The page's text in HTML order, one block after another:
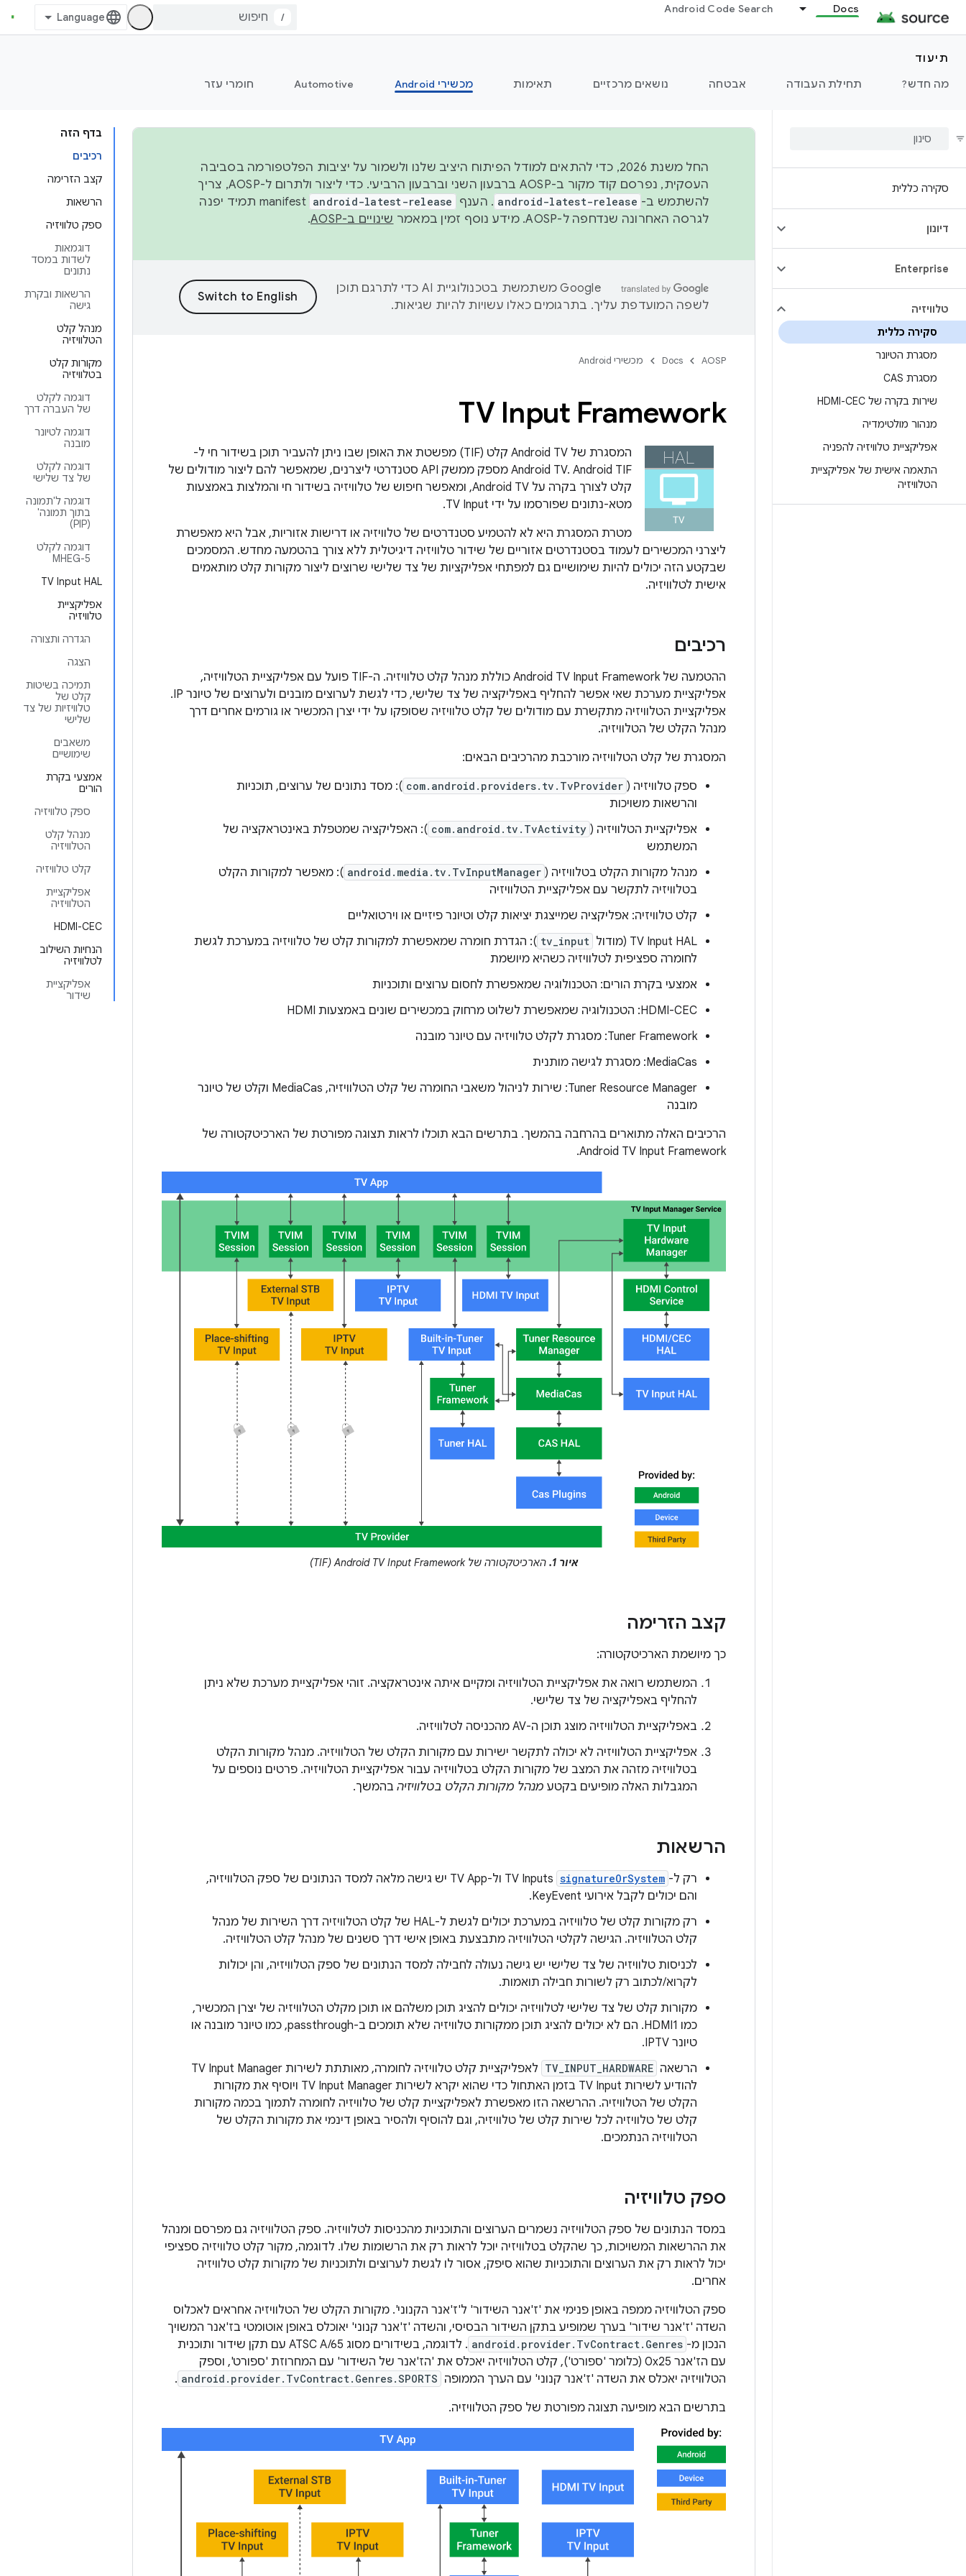
Docs
Android Code Search
/
תיעוד
מה חדש?
תחילת העבודה אבטחה נושאים מרכזיים תאימות מכשירי Android Automotive חומרי עזר
סקירה כללית
דיונון
Enterprise
טלוויזיה
סקירה כללית
מסגרת הטיונר
מסגרת CAS
שירות בקרה של HDMI-CEC
מנהור מולטימדיה
אפליקציית טלוויזיה להפניה
התאמה אישית של אפליקציית
הטלוויזיה
בדף הזה
רכיבים
קצב הזרימה
הרשאות
ספק טלוויזיה
דוגמאות
לשדות במסד
נתונים
הרשאות ובקרת
גישה
מנהל קלט
הטלוויזיה
מקורות קלט
בטלוויזיה
דוגמה לקלט
של העברה דרך
דוגמה לטיונר
מובנה
דוגמה לקלט
של צד שלישי
דוגמה ל'תמונה
בתוך תמונה'
(PIP)
דוגמה לקלט
MHEG-5
TV Input HAL
אפליקציית
טלוויזיה
הגדרה ותצורה
הצגה
תמיכה בשיטות
קלט של
טלוויזיות של צד
שלישי
משאבים
שימושיים
אמצעי בקרת
הורים
ספק טלוויזיה
מנהל קלט
הטלוויזיה
קלט טלוויזיה
אפליקציית
הטלוויזיה
HDMI-CEC
הנחיות השילוב
לטלוויזיה
אפליקציית
שידור
החל משנת 2026, כדי להתאים למודל הפיתוח היציב שלנו ולשמור על יציבות הפלטפורמה בסביבה
העסקית, נפרסם קוד מקור ב-AOSP ברבעון השני וברבעון הרביעי. כדי ליצור ולתרום ל-AOSP, צריך
להשתמש ב- android-latest-release . הענף android-latest-release
manifest תמיד יפנה
לגרסה האחרונה שנדחפה ל-AOSP. מידע נוסף זמין במאמר
שינויים ב-AOSP .
‫Google משתמשת בטכנולוגיית AI כדי לתרגם תוכן
לשפה המועדפת עליך. בתרגומים כאלו עשויות להיות שגיאות.
AOSP
Docs מכשירי Android
TV Input Framework
המסגרת של Android TV קלט (TIF) מפשטת את האופן שבו ניתן להעביר תוכן בשידור חי ל-
Android TV. Android TIF מספק ממשק API סטנדרטי ליצרנים, שמאפשר להם ליצור מודולים של
קלט לצורך בקרה על Android TV, ומאפשר חיפוש של טלוויזיה בשידור חי והמלצות באמצעות
מטא-נתונים שפורסמו על ידי TV Input.
מטרת המסגרת היא לא להטמיע סטנדרטים של טלוויזיה או דרישות אזוריות, אבל היא מאפשרת
ליצרני המכשירים לעמוד בסטנדרטים אזוריים של שידור טלוויזיה דיגיטלית ללא צורך בהטמעה מחדש. המסמכים
שבקטע הזה יכולים להיות שימושיים גם למפתחי אפליקציות של צד שלישי שרוצים ליצור מקורות קלט מותאמים
אישית לטלוויזיה.
רכיבים
ההטמעה של Android TV Input Framework כוללת מנהל קלט טלוויזיה. ה-TIF פועל עם אפליקציית הטלוויזיה,
אפליקציית מערכת שאי אפשר להחליף באפליקציה של צד שלישי, כדי לגשת לערוצים מובנים ולערוצים של טיונר IP.
אפליקציית הטלוויזיה מתקשרת עם מודולים של קלט טלוויזיה שסופקו על ידי יצרן המכשיר או גורמים אחרים דרך
מנהל הקלט של הטלוויזיה.
המסגרת של קלט הטלוויזיה מורכבת מהרכיבים הבאים:
ספק טלוויזיה ( com.android.providers.tv.TvProvider ): מסד נתונים של ערוצים, תוכניות
והרשאות משויכות
אפליקציית הטלוויזיה ( com.android.tv.TvActivity ): האפליקציה שמטפלת באינטראקציה של
המשתמש
מנהל מקורות הקלט בטלוויזיה ( android.media.tv.TvInputManager ): מאפשר למקורות הקלט
בטלוויזיה לתקשר עם אפליקציית הטלוויזיה
קלט טלוויזיה: אפליקציה שמייצגת יציאות קלט וטיונר פיזיים או וירטואליים
TV Input HAL (מודול
tv_input ): הגדרת חומרה שמאפשרת למקורות קלט של טלוויזיה במערכת לגשת
לחומרה ספציפית לטלוויזיה כשהיא מיושמת
אמצעי בקרת הורים: הטכנולוגיה שמאפשרת לחסום ערוצים ותוכניות
HDMI-CEC: הטכנולוגיה שמאפשרת לשלוט מרחוק במכשירים שונים באמצעות HDMI
Tuner Framework: מסגרת לקלט טלוויזיה עם טיונר מובנה
MediaCas: מסגרת לגישה מותנית
Tuner Resource Manager: שירות לניהול משאבי החומרה של קלט הטלוויזיה, MediaCas וקלט של טיונר
מובנה
הרכיבים האלה מתוארים בהרחבה בהמשך. בתרשים הבא תוכלו לראות תצוגה מפורטת של הארכיטקטורה של
Android TV Input Framework.
איור 1. הארכיטקטורה של Android TV Input Framework‏ (TIF)
קצב הזרימה
כך מיושמת הארכיטקטורה:
המשתמש רואה את אפליקציית הטלוויזיה ומקיים איתה אינטראקציה. זוהי אפליקציית מערכת שלא ניתן
להחליף באפליקציה של צד שלישי.
באפליקציית הטלוויזיה מוצג תוכן ה-AV מהכניסה לטלוויזיה.
אפליקציית הטלוויזיה לא יכולה לתקשר ישירות עם מקורות הקלט של הטלוויזיה. מנהל מקורות הקלט
בטלוויזיה מזהה את המצב של מקורות הקלט בטלוויזיה עבור אפליקציית הטלוויזיה. פרטים נוספים על
המגבלות האלה מופיעים בקטע מנהל מקורות הקלט בטלוויזיה בהמשך.
הרשאות
רק ל- signatureOrSystem
TV Inputs ול-TV App יש גישה מלאה למסד הנתונים של ספק הטלוויזיה,
והם יכולים לקבל אירועי KeyEvent.
רק מקורות קלט של טלוויזיה במערכת יכולים לגשת ל-HAL של קלט הטלוויזיה דרך השירות של מנהל
קלט הטלוויזיה. הגישה לקלטי הטלוויזיה מתבצעת באופן אישי דרך סשנים של מנהל קלט הטלוויזיה.
לכניסות טלוויזיה של צד שלישי יש גישה נעולה לחבילה למסד הנתונים של ספק הטלוויזיה, והן יכולות
לקרוא/לכתוב רק לשורות חבילה תואמות.
מקורות קלט של צד שלישי לטלוויזיה יכולים להציג תוכן משלהם או תוכן מקלט הטלוויזיה של יצרן המכשיר,
כמו HDMI1. הם לא יכולים להציג תוכן ממקורות טלוויזיה שלא תומכים ב-passthrough, כמו טיונר מובנה או
טיונר IPTV.
הרשאה TV_INPUT_HARDWARE
לאפליקציית קלט טלוויזיה לחומרה, מאותתת לשירות TV Input Manager
להודיע לשירות TV Input בזמן האתחול כדי שהוא יקרא לשירות TV Input Manager ויוסיף את מקורות
הקלט של הטלוויזיה. ההרשאה הזו מאפשרת לאפליקציית קלט של טלוויזיה לחומרה לתמוך בכמה מקורות
קלט של טלוויזיה לכל שירות קלט של טלוויזיה, וגם להוסיף ולהסיר באופן דינמי את מקורות הקלט של
הטלוויזיה הנתמכים.
ספק טלוויזיה
במסד הנתונים של ספק הטלוויזיה נשמרים הערוצים והתוכניות מהכניסות לטלוויזיה. ספק הטלוויזיה גם מפרסם ומנהל
את ההרשאות המשויכות, כך שהקלט בטלוויזיה יוכל לראות רק את הרשומות שלו. לדוגמה, מקור קלט טלוויזיה ספציפי
יכול לראות רק את הערוצים והתוכניות שהוא סיפק, אסור לו לגשת לערוצים ולתוכניות של מקורות קלט טלוויזיה
אחרים.
ספק הטלוויזיה ממפה באופן פנימי את 'ז'אנר השידור' ל'ז'אנר הקנוני'. מקורות הקלט של הטלוויזיה אחראים לאכלוס
השדה 'ז'אנר שידור' בערך שמופיע בתקן השידור הבסיסי, והשדה 'ז'אנר קנוני' יאוכלס באופן אוטומטי בז'אנר המשויך
הנכון מ- android.provider.TvContract.Genres
. לדוגמה, בשידורים מסוג ATSC A/65 עם תקן שידור ותוכנית
עם הז'אנר 0x25 (כלומר 'ספורט'), קלט הטלוויזיה יאכלס את 'הז'אנר של השידור' עם המחרוזת 'ספורט', וספק
הטלוויזיה יאכלס את השדה 'ז'אנר קנוני' עם הערך הממופה android.provider.TvContract.Genres.SPORTS
.
בתרשים הבא מופיעה תצוגה מפורטת של ספק הטלוויזיה.